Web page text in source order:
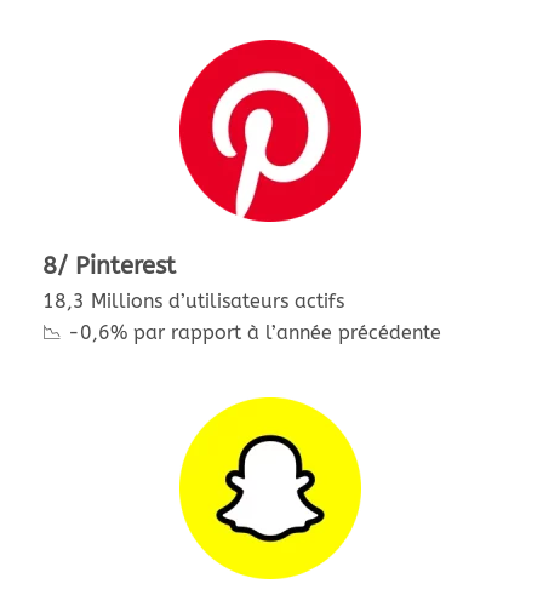
8/ Pinterest
18,3 Millions d’utilisateurs actifs
📉 -0,6% par rapport à l’année précédente